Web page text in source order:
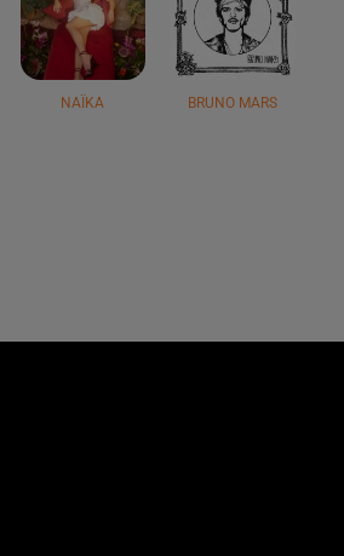
NAÏKA BRUNO MARS